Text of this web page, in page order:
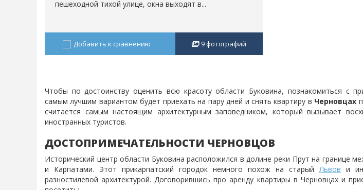
пешеходной тихой улице, окна выходят в...
Добавить к сравнению 9фотографий
Чтобы по достоинству оценить всю красоту области Буковина, познакомиться с
самым лучшим вариантом будет приехать на пару дней и снять квартиру в Черновцах
считается самым настоящим архитектурным заповедником, который вызывает
иностранных туристов.
ДОСТОПРИМЕЧАТЕЛЬНОСТИ ЧЕРНОВЦОВ
Исторический центр области Буковина расположился в долине реки Прут на границе
и Карпатами. Этот прикарпатский городок немного похож на старыйЛьвов и
разностилевой архитектурой. Договорившись про аренду квартиры в Черновцах и